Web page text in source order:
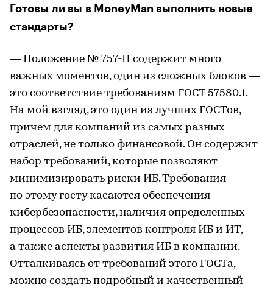
Готовы ли вы в MoneyMan выполнить новые
стандарты?
— Положение № 757-П содержит много
важных моментов, один из сложных блоков —
это соответствие требованиям ГОСТ 57580.1.
На мой взгляд, это один из лучших ГОСТов,
причем для компаний из самых разных
отраслей, не только финансовой. Он содержит
набор требований, которые позволяют
минимизировать риски ИБ. Требования
по этому госту касаются обеспечения
кибербезопасности, наличия определенных
процессов ИБ, элементов контроля ИБ и ИТ,
а также аспекты развития ИБ в компании.
Отталкиваясь от требований этого ГОСТа,
можно создать подробный и качественный